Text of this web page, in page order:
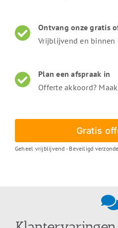
Ontvang onze gratis
Vrijblijvend en binnen
Plan een afspraak in
Offerte akkoord?
Gratis
Geheel vrijblijvend - Beveiligd